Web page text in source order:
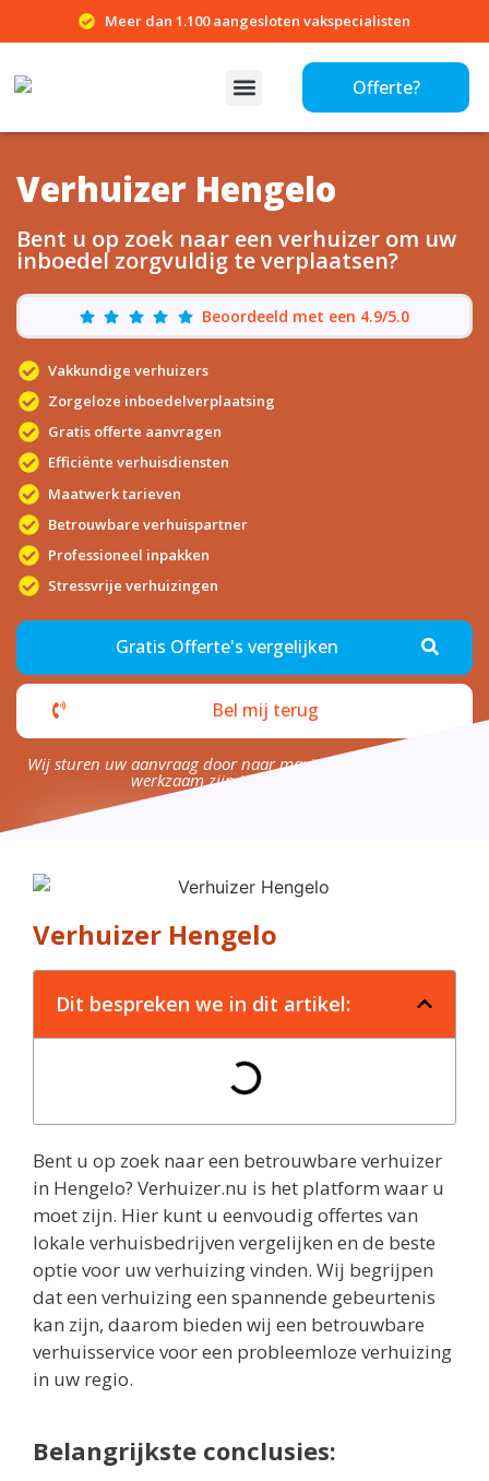
Meer dan 1.100 aangesloten vakspecialisten
Offerte?
Verhuizer Hengelo
Bent u op zoek naar een verhuizer om uw
inboedel zorgvuldig te verplaatsen?
Beoordeeld met een 4.9/5.0
Vakkundige verhuizers
Zorgeloze inboedelverplaatsing
Gratis offerte aanvragen
Efficiënte verhuisdiensten
Maatwerk tarieven
Betrouwbare verhuispartner
Professioneel inpakken
Stressvrije verhuizingen
Gratis Offerte's vergelijken
Bel mij terug
Wij sturen uw aanvraag door naar maximaal 4 bedrijven die
werkzaam zijn in uw omgeving.
Verhuizer Hengelo
Dit bespreken we in dit artikel:
Bent u op zoek naar een betrouwbare verhuizer
in Hengelo? Verhuizer.nu is het platform waar u
moet zijn. Hier kunt u eenvoudig offertes van
lokale verhuisbedrijven vergelijken en de beste
optie voor uw verhuizing vinden. Wij begrijpen
dat een verhuizing een spannende gebeurtenis
kan zijn, daarom bieden wij een betrouwbare
verhuisservice voor een probleemloze verhuizing
in uw regio.
Belangrijkste conclusies: